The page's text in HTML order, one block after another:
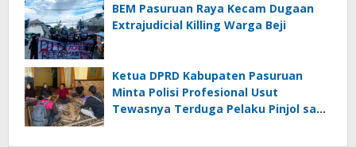
BEM Pasuruan Raya Kecam Dugaan
Extrajudicial Killing Warga Beji
Ketua DPRD Kabupaten Pasuruan
Minta Polisi Profesional Usut
Tewasnya Terduga Pelaku Pinjol saat